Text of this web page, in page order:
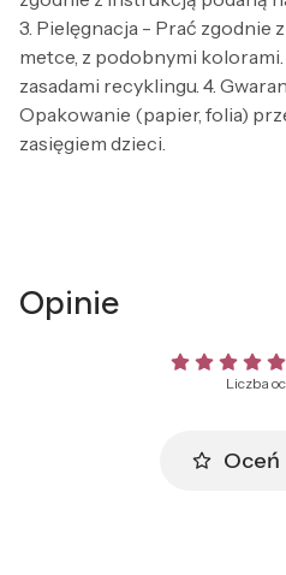
3. Pielęgnacja - Prać zgodnie
metce, z podobnymi
zasadami recyklingu. 4.
Opakowanie (papier, folia)
zasięgiem dzieci.
Opinie
Liczba
Oceń